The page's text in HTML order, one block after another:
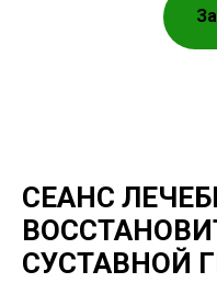
СЕАНС
СУСТАВНОЙ